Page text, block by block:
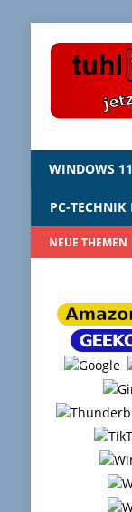
WINDOWS 11
PC-TECHNIK
NEUE THEMEN